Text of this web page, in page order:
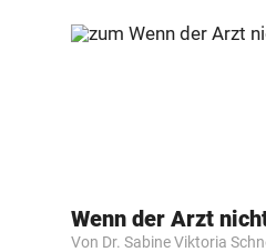
Von Dr. Sabine Viktoria